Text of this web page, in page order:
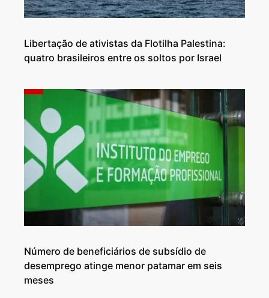
Libertação de ativistas da Flotilha Palestina:
quatro brasileiros entre os soltos por Israel
Número de beneficiários de subsídio de
desemprego atinge menor patamar em seis
meses